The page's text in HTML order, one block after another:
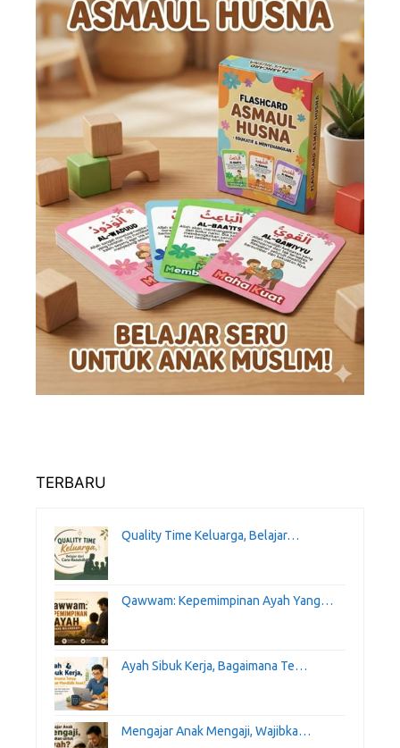
TERBARU
Quality Time Keluarga, Belajar…
Qawwam: Kepemimpinan Ayah Yang…
Ayah Sibuk Kerja, Bagaimana Te…
Mengajar Anak Mengaji, Wajibka…